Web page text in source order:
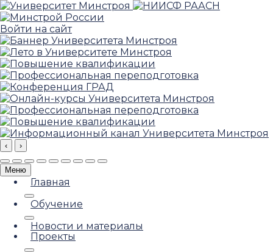
Войти на сайт
‹ ›
Меню
Главная
Обучение
Новости и материалы
Проекты